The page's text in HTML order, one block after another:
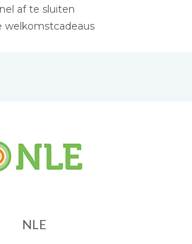
af te sluiten
welkomstcadeaus
NLE